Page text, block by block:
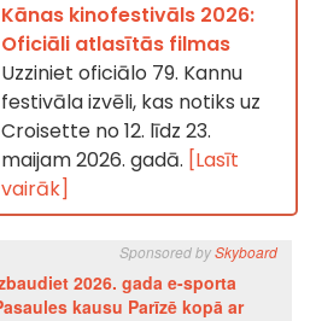
Kānas kinofestivāls 2026:
Oficiāli atlasītās filmas
Uzziniet oficiālo 79. Kannu
festivāla izvēli, kas notiks uz
Croisette no 12. līdz 23.
maijam 2026. gadā. [Lasīt
vairāk]